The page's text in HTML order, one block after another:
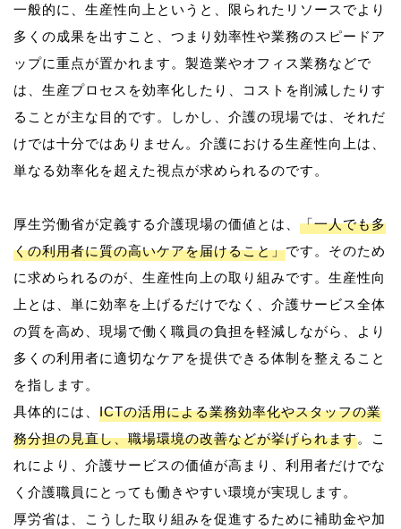
一般的に、生産性向上というと、限られたリソースでより
多くの成果を出すこと、つまり効率性や業務のスピードア
ップに重点が置かれます。製造業やオフィス業務などで
は、生産プロセスを効率化したり、コストを削減したりす
ることが主な目的です。しかし、介護の現場では、それだ
けでは十分ではありません。介護における生産性向上は、
単なる効率化を超えた視点が求められるのです。
厚生労働省が定義する介護現場の価値とは、 「一人でも多
くの利用者に質の高いケアを届けること」です。そのため
に求められるのが、生産性向上の取り組みです。生産性向
上とは、単に効率を上げるだけでなく、介護サービス全体
の質を高め、現場で働く職員の負担を軽減しながら、より
多くの利用者に適切なケアを提供できる体制を整えること
を指します。
具体的には、 ICTの活用による業務効率化やスタッフの業
務分担の見直し、職場環境の改善などが挙げられます。こ
れにより、介護サービスの価値が高まり、利用者だけでな
く介護職員にとっても働きやすい環境が実現します。
厚労省は、こうした取り組みを促進するために補助金や加